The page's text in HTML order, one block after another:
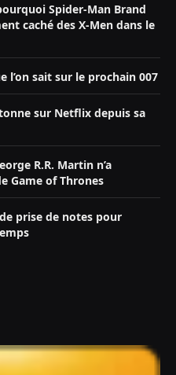
Spider-Man Brand
caché des X-Men dans le
l’on sait sur le prochain 007
sur Netflix depuis sa
R.R. Martin n’a
Game of Thrones
prise de notes pour